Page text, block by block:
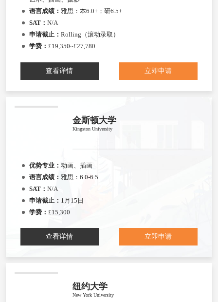
语言成绩： 雅思：本6.0+；研6.5+
SAT： N/A
申请截止： Rolling（滚动录取）
学费： £19,350~£27,780
查看详情 立即申请
金斯顿大学
Kingston University
优势专业： 动画、插画
语言成绩： 雅思：6.0-6.5
SAT： N/A
申请截止： 1月15日
学费： £15,300
查看详情 立即申请
纽约大学
New York University